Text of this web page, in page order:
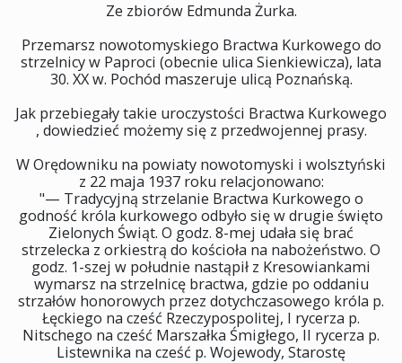
Ze zbiorów Edmunda Żurka.
Przemarsz nowotomyskiego Bractwa Kurkowego do
strzelnicy w Paproci (obecnie ulica Sienkiewicza), lata
30. XX w. Pochód maszeruje ulicą Poznańską.
Jak przebiegały takie uroczystości Bractwa Kurkowego
, dowiedzieć możemy się z przedwojennej prasy.
W Orędowniku na powiaty nowotomyski i wolsztyński
z 22 maja 1937 roku relacjonowano:
"— Tradycyjną strzelanie Bractwa Kurkowego o
godność króla kurkowego odbyło się w drugie święto
Zielonych Świąt. O godz. 8-mej udała się brać
strzelecka z orkiestrą do kościoła na nabożeństwo. O
godz. 1-szej w południe nastąpił z Kresowiankami
wymarsz na strzelnicę bractwa, gdzie po oddaniu
strzałów honorowych przez dotychczasowego króla p.
Łęckiego na cześć Rzeczypospolitej, I rycerza p.
Nitschego na cześć Marszałka Śmigłego, II rycerza p.
Listewnika na cześć p. Wojewody, Starostę